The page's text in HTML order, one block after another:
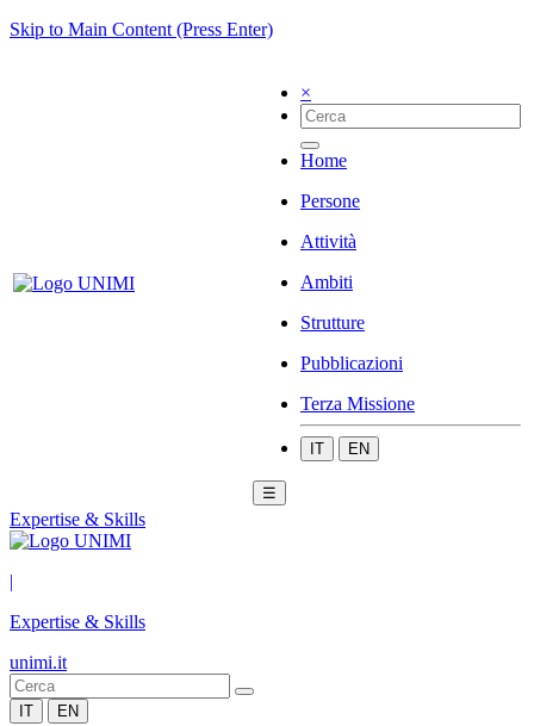
Skip to Main Content (Press Enter)
×
Home
Persone
Attività
Ambiti
Strutture
Pubblicazioni
Terza Missione
IT EN
☰
Expertise & Skills
|
Expertise & Skills
unimi.it
IT EN